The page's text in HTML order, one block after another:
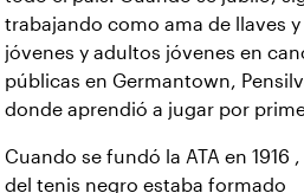
trabajando como ama de llaves
jóvenes y adultos jóvenes en
públicas en Germantown,
donde aprendió a jugar por
Cuando se fundó la ATA en 1916
del tenis negro estaba formado